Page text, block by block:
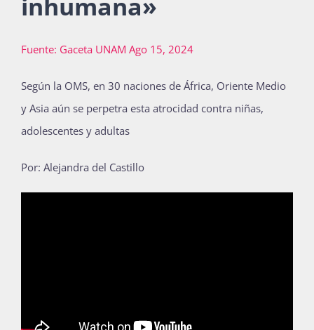
Publicaciones
Bienvenida generación 2027-1
Fuente: Gaceta UNAM Ago 15, 2024
Según la OMS, en 30 naciones de África, Oriente Medio
y Asia aún se perpetra esta atrocidad contra niñas,
adolescentes y adultas
Por: Alejandra del Castillo